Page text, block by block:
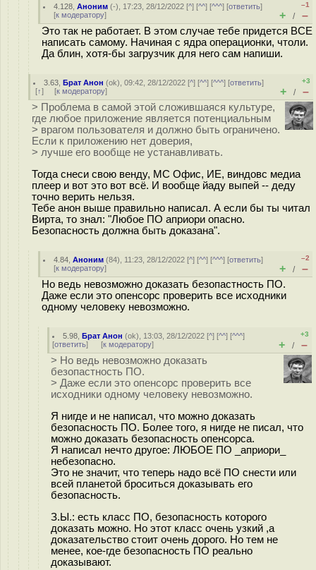
4.128 ,Аноним (-), 17:23, 28/12/2022 [^] [^^] [^^^] [ответить]
[к модератору]
–1
+ / –
Это так не работает. В этом случае тебе придется ВСЕ
написать самому. Начиная с ядра операционки, чтоли.
Да блин, хотя-бы загрузчик для него сам напиши.
3.63 ,Брат Анон (ok), 09:42, 28/12/2022 [^] [^^] [^^^] [ответить]
[↑] [к модератору]
+3
+ / –
> Проблема в самой этой сложившаяся культуре,
где любое приложение является потенциальным
> врагом пользователя и должно быть ограничено.
Если к приложению нет доверия,
> лучше его вообще не устанавливать.
Тогда снеси свою венду, МС Офис, ИЕ, виндовс медиа
плеер и вот это вот всё. И вообще йаду выпей -- деду
точно верить нельзя.
Тебе анон выше правильно написал. А если бы ты читал
Вирта, то знал: "Любое ПО априори опасно.
Безопасность должна быть доказана".
4.84 ,Аноним (84), 11:23, 28/12/2022 [^] [^^] [^^^] [ответить]
[к модератору]
–2
+ / –
Но ведь невозможно доказать безопастность ПО.
Даже если это опенсорс проверить все исходники
одному человеку невозможно.
5.98 ,Брат Анон (ok), 13:03, 28/12/2022 [^] [^^] [^^^]
[ответить] [к модератору]
+3
+ / –
> Но ведь невозможно доказать
безопастность ПО.
> Даже если это опенсорс проверить все
исходники одному человеку невозможно.
Я нигде и не написал, что можно доказать
безопасность ПО. Более того, я нигде не писал, что
можно доказать безопасность опенсорса.
Я написал нечто другое: ЛЮБОЕ ПО _априори_
небезопасно.
Это не значит, что теперь надо всё ПО снести или
всей планетой броситься доказывать его
безопасность.
З.Ы.: есть класс ПО, безопасность которого
доказать можно. Но этот класс очень узкий ,а
доказательство стоит очень дорого. Но тем не
менее, кое-где безопасность ПО реально
доказывают.